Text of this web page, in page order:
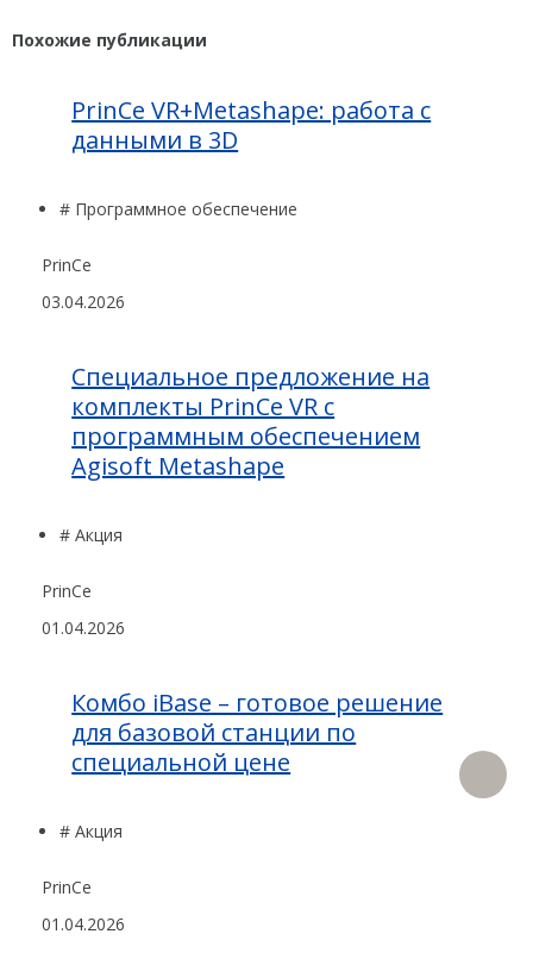
Похожие публикации
PrinCe VR+Metashape: работа с
данными в 3D
# Программное обеспечение
PrinCe
03.04.2026
Cпециальное предложение на
комплекты PrinCe VR с
программным обеспечением
Agisoft Metashape
# Акция
PrinCe
01.04.2026
Комбо iBase – готовое решение
для базовой станции по
специальной цене
# Акция
PrinCe
01.04.2026